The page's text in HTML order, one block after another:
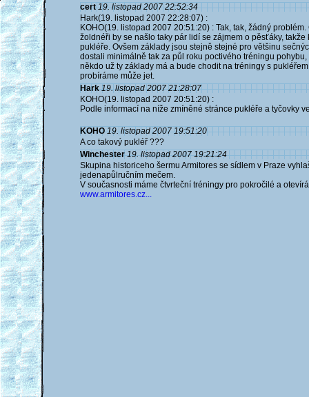
cert 19. listopad 2007 22:52:34
Hark(19. listopad 2007 22:28:07) :
KOHO(19. listopad 2007 20:51:20) : Tak, tak, žádný
žoldnéři by se našlo taky pár lidí se zájmem o pěsťáky,
pukléře. Ovšem základy jsou stejně stejné pro většinu
dostali minimálně tak za půl roku poctivého tréningu
někdo už ty základy má a bude chodit na tréningy s
probíráme může jet.
Hark 19. listopad 2007 21:28:07
KOHO(19. listopad 2007 20:51:20) :
Podle informací na níže zmíněné stránce pukléře a tyčovky
KOHO 19. listopad 2007 19:51:20
A co takový pukléř ???
Winchester 19. listopad 2007 19:21:24
Skupina historiceho šermu Armitores se sídlem v Praze
jedenapůlručním mečem.
V současnosti máme čtvrteční tréningy pro pokročilé a
www.armitores.cz...